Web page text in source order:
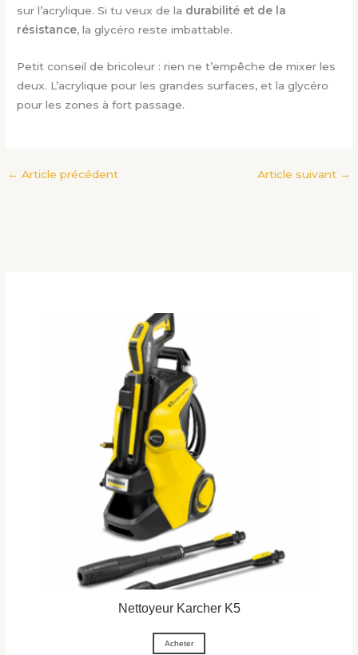
sur l’acrylique. Si tu veux de la durabilité et de la
résistance, la glycéro reste imbattable.
Petit conseil de bricoleur : rien ne t’empêche de mixer les
deux. L’acrylique pour les grandes surfaces, et la glycéro
pour les zones à fort passage.
← Article précédent Article suivant →
Nettoyeur Karcher K5
Acheter